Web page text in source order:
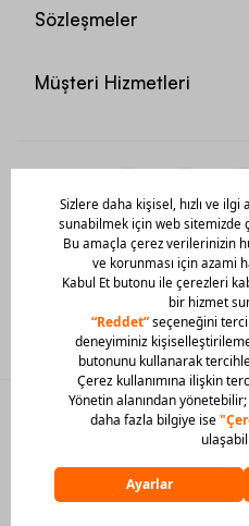
Sözleşmeler
Müşteri Hizmetleri
Mobil
© 2026 Barcin
Sitedeki görsel